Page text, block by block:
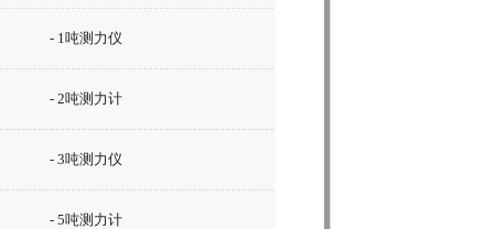
- 1吨测力仪
- 2吨测力计
- 3吨测力仪
- 5吨测力计